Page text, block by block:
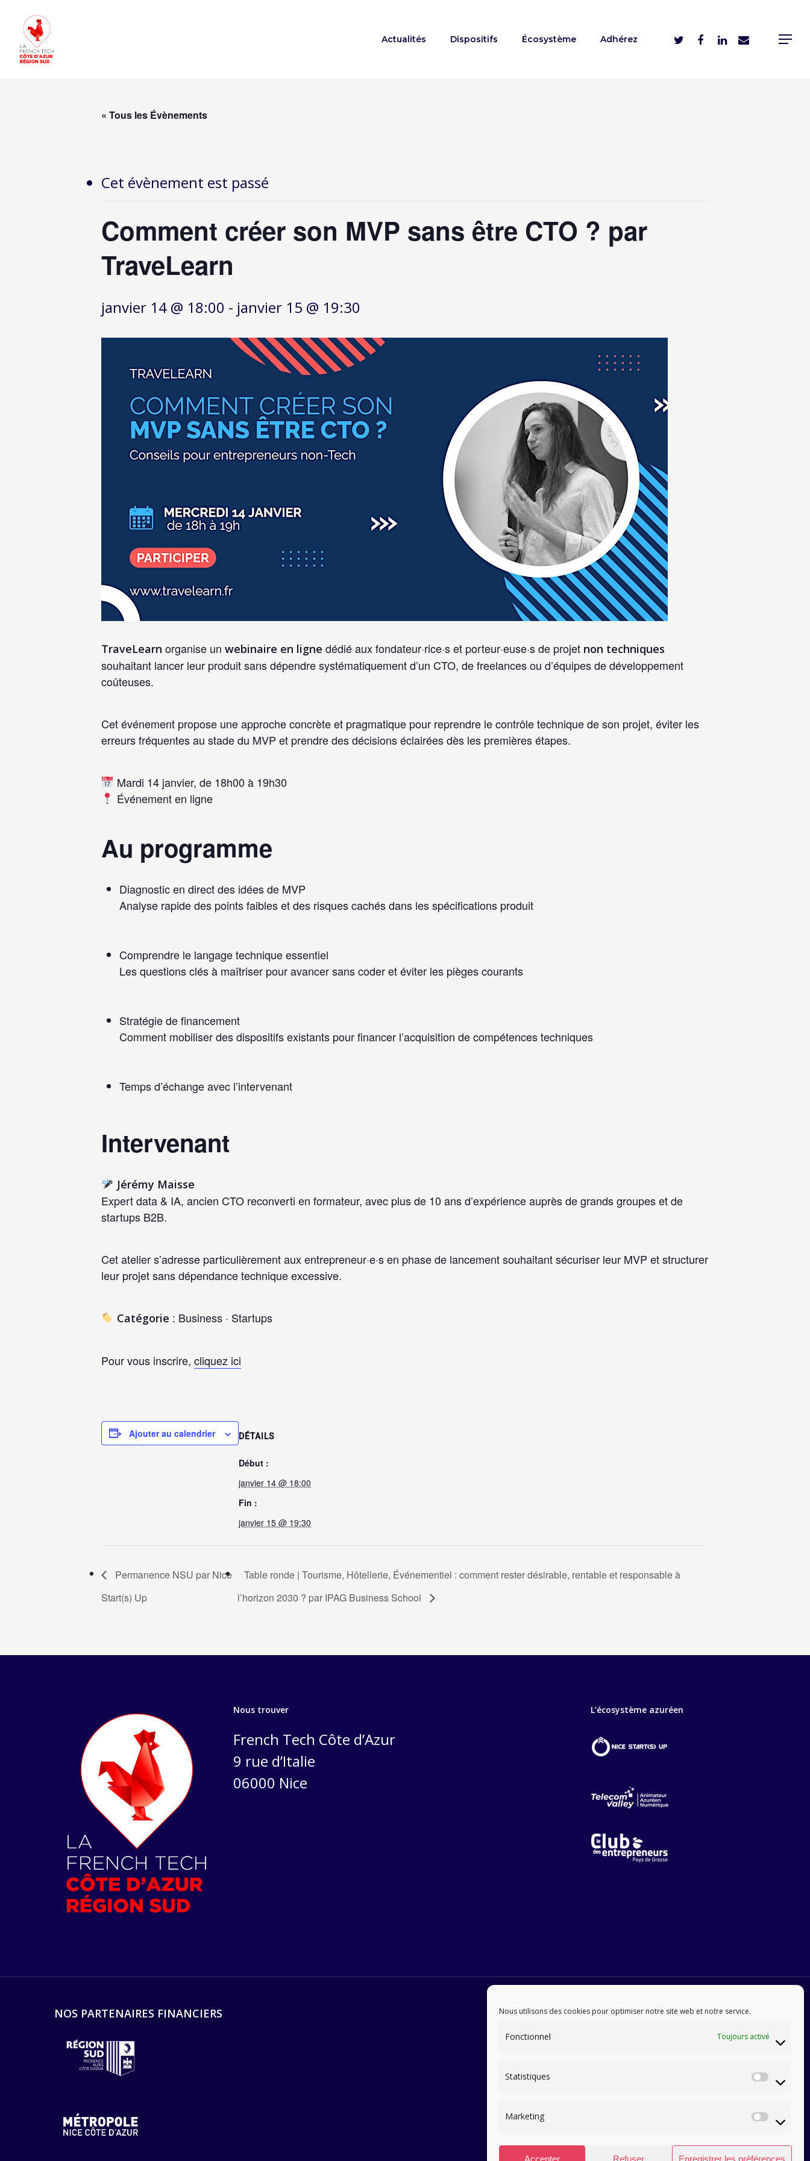
Nous utilisons des cookies pour optimiser notre site web et notre service.
Fonctionnel Toujours activé
Statistiques
Marketing
Accepter Refuser Enregistrer les préférences
Actualités Dispositifs Écosystème Adhérez
« Tous les Évènements
Cet évènement est passé
Comment créer son MVP sans être CTO ? par
TraveLearn
janvier 14 @ 18:00 - janvier 15 @ 19:30
TraveLearn organise un webinaire en ligne dédié aux fondateur·rice·s et porteur·euse·s de projet non techniques
souhaitant lancer leur produit sans dépendre systématiquement d’un CTO, de freelances ou d’équipes de développement
coûteuses.
Cet événement propose une approche concrète et pragmatique pour reprendre le contrôle technique de son projet, éviter les
erreurs fréquentes au stade du MVP et prendre des décisions éclairées dès les premières étapes.
Mardi 14 janvier, de 18h00 à 19h30
Événement en ligne
Au programme
Diagnostic en direct des idées de MVP
Analyse rapide des points faibles et des risques cachés dans les spécifications produit
Comprendre le langage technique essentiel
Les questions clés à maîtriser pour avancer sans coder et éviter les pièges courants
Stratégie de financement
Comment mobiliser des dispositifs existants pour financer l’acquisition de compétences techniques
Temps d’échange avec l’intervenant
Intervenant
Jérémy Maisse
Expert data & IA, ancien CTO reconverti en formateur, avec plus de 10 ans d’expérience auprès de grands groupes et de
startups B2B.
Cet atelier s’adresse particulièrement aux entrepreneur·e·s en phase de lancement souhaitant sécuriser leur MVP et structurer
leur projet sans dépendance technique excessive.
Catégorie : Business · Startups
Pour vous inscrire, cliquez ici
Ajouter au calendrier DÉTAILS
Début :
janvier 14 @ 18:00
Fin :
janvier 15 @ 19:30
Permanence NSU par Nice
Start(s) Up
Table ronde | Tourisme, Hôtellerie, Événementiel : comment rester désirable, rentable et responsable à
l’horizon 2030 ? par IPAG Business School
Nous trouver
French Tech Côte d’Azur
9 rue d’Italie
06000 Nice
L’écosystème azuréen
NOS PARTENAIRES FINANCIERS